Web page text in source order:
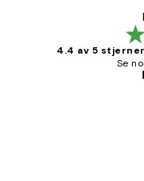
4.4 av 5 stjerner
Se